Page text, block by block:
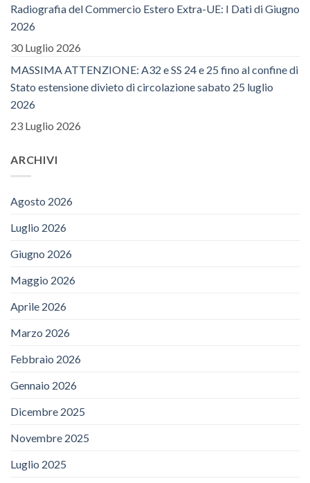
Radiografia del Commercio Estero Extra-UE: I Dati di Giugno
2026
30 Luglio 2026
MASSIMA ATTENZIONE: A32 e SS 24 e 25 fino al confine di
Stato estensione divieto di circolazione sabato 25 luglio
2026
23 Luglio 2026
ARCHIVI
Agosto 2026
Luglio 2026
Giugno 2026
Maggio 2026
Aprile 2026
Marzo 2026
Febbraio 2026
Gennaio 2026
Dicembre 2025
Novembre 2025
Luglio 2025